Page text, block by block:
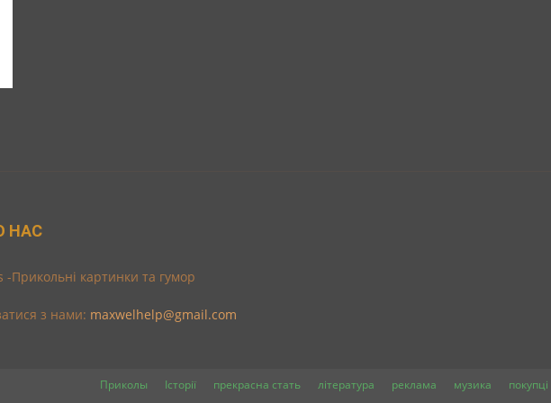
НАС
-Прикольні картинки та гумор
з нами: maxwelhelp@gmail.com
Приколы Історії прекрасна стать література реклама музика покупці